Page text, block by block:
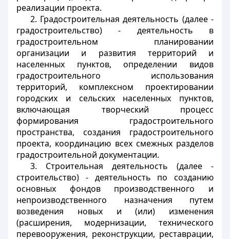
реализации проекта.
2. Градостроительная деятельность (далее -
градостроительство) - деятельность в
градостроительном планировании
организации и развития территорий и
населенных пунктов, определении видов
градостроительного использования
территорий, комплексном проектировании
городских и сельских населенных пунктов,
включающая творческий процесс
формирования градостроительного
пространства, создания градостроительного
проекта, координацию всех смежных разделов
градостроительной документации.
3. Строительная деятельность (далее -
строительство) - деятельность по созданию
основных фондов производственного и
непроизводственного назначения путем
возведения новых и (или) изменения
(расширения, модернизации, технического
перевооружения, реконструкции, реставрации,